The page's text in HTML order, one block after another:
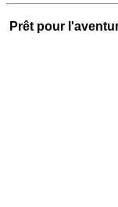
Prêt pour